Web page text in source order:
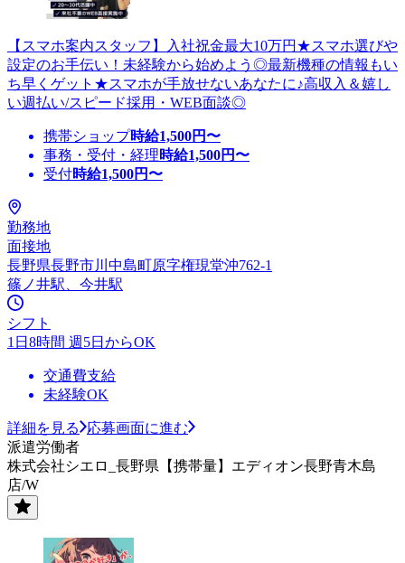
【スマホ案内スタッフ】入社祝金最大10万円★スマホ選びや
設定のお手伝い！未経験から始めよう◎最新機種の情報もい
ち早くゲット★スマホが手放せないあなたに♪高収入＆嬉し
い週払い/スピード採用・WEB面談◎
携帯ショップ時給1,500円〜
事務・受付・経理時給1,500円〜
受付時給1,500円〜
勤務地
面接地
長野県長野市川中島町原字権現堂沖762-1
篠ノ井駅、今井駅
シフト
1日8時間 週5日からOK
交通費支給
未経験OK
詳細を見る
応募画面に進む
派遣労働者
株式会社シエロ_長野県【携帯量】エディオン長野青木島
店/W